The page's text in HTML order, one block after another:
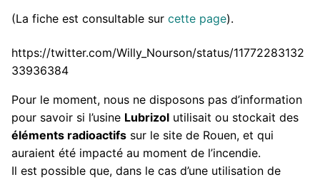
(La fiche est consultable sur cette page).
https://twitter.com/Willy_Nourson/status/11772283132
33936384
Pour le moment, nous ne disposons pas d’information
pour savoir si l’usine Lubrizol utilisait ou stockait des
éléments radioactifs sur le site de Rouen, et qui
auraient été impacté au moment de l’incendie.
Il est possible que, dans le cas d’une utilisation de